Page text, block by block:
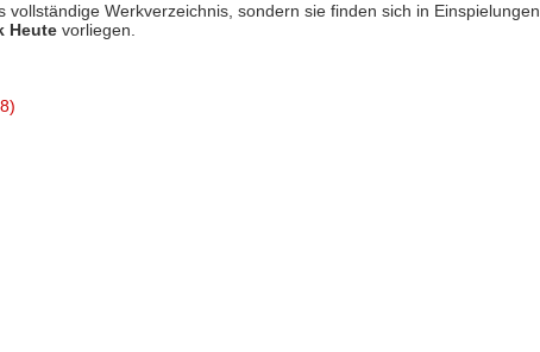
Werkverzeichnis, sondern sie finden sich in Einspielungen,
Heutevorliegen.